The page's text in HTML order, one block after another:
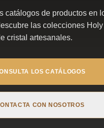
catálogos de productos en
las colecciones
cristal artesanales.
LOS CATÁLOGOS
CON NOSOTROS